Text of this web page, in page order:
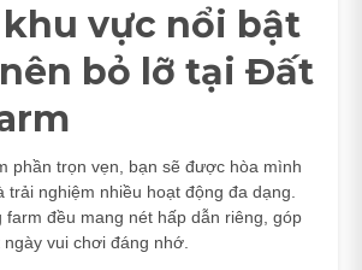
vực nổi bật
bỏ lỡ tại Đất
phần trọn vẹn, bạn sẽ được hòa mình
trải nghiệm nhiều hoạt động đa dạng.
farm đều mang nét hấp dẫn riêng, góp
vui chơi đáng nhớ.